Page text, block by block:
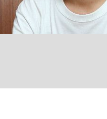
気のまま解散」WBC日本代表“